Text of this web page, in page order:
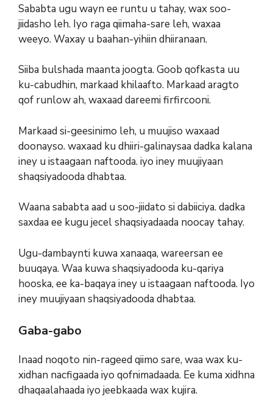
Sababta ugu wayn ee runtu u tahay, wax soo-
jiidasho leh. Iyo raga qiimaha-sare leh, waxaa
weeyo. Waxay u baahan-yihiin dhiiranaan.
Siiba bulshada maanta joogta. Goob qofkasta uu
ku-cabudhin, markaad khilaafto. Markaad aragto
qof runlow ah, waxaad dareemi firfircooni.
Markaad si-geesinimo leh, u muujiso waxaad
doonayso. waxaad ku dhiiri-galinaysaa dadka kalana
iney u istaagaan naftooda. iyo iney muujiyaan
shaqsiyadooda dhabtaa.
Waana sababta aad u soo-jiidato si dabiiciya. dadka
saxdaa ee kugu jecel shaqsiyadaada noocay tahay.
Ugu-dambaynti kuwa xanaaqa, wareersan ee
buuqaya. Waa kuwa shaqsiyadooda ku-qariya
hooska, ee ka-baqaya iney u istaagaan naftooda. Iyo
iney muujiyaan shaqsiyadooda dhabtaa.
Gaba-gabo
Inaad noqoto nin-rageed qiimo sare, waa wax ku-
xidhan nacfigaada iyo qofnimadaada. Ee kuma xidhna
dhaqaalahaada iyo jeebkaada wax kujira.